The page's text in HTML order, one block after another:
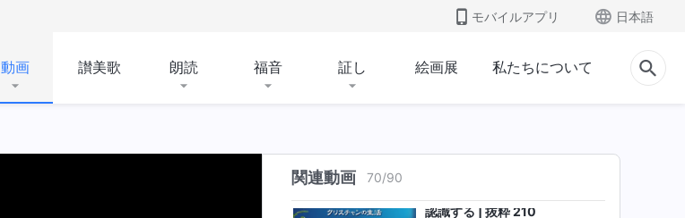
モバイルアプリ 日本語
動画 讃美歌 朗読 福音 証し 絵画展 私たちについて
関連動画 70/90
日々の神の御言葉: 神の働きを
認識する | 抜粋 210